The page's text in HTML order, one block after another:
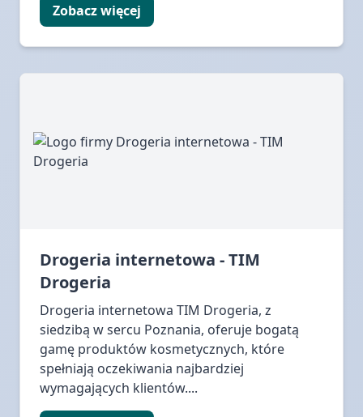
Zobacz więcej
Drogeria internetowa - TIM
Drogeria
Drogeria internetowa TIM Drogeria, z
siedzibą w sercu Poznania, oferuje bogatą
gamę produktów kosmetycznych, które
spełniają oczekiwania najbardziej
wymagających klientów....